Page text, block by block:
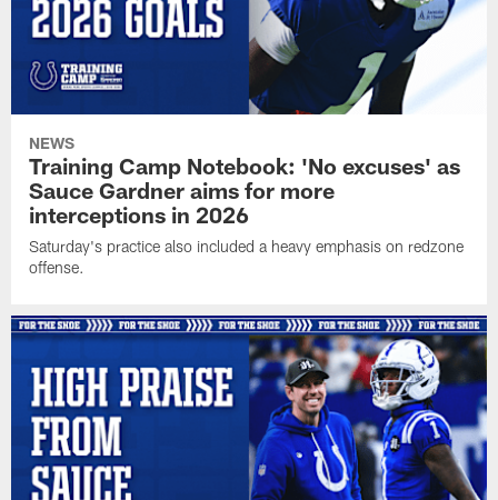
NEWS
Training Camp Notebook: 'No excuses' as
Sauce Gardner aims for more
interceptions in 2026
Saturday's practice also included a heavy emphasis on redzone
offense.